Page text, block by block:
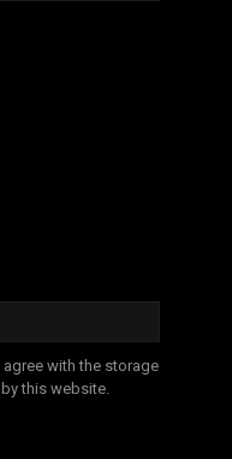
with the storage
this website.